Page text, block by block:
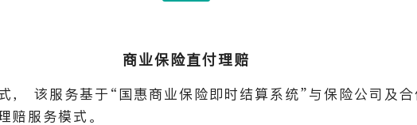
商业保险直付理赔
， 该服务基于“国惠商业保险即时结算系统”与保险公司及
赔服务模式。